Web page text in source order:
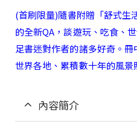
(首刷限量)隨書附贈「舒式生
的全新QA，談遊玩、吃食、
足書迷對作者的諸多好奇。
世界各地、累積數十年的風景
內容簡介